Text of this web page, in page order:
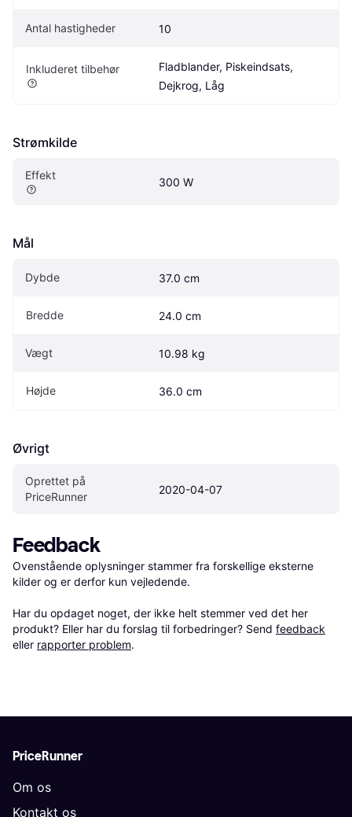
Antal hastigheder 10
Inkluderet tilbehør
Fladblander, Piskeindsats,
Dejkrog, Låg
Strømkilde
Effekt
300 W
Mål
Dybde 37.0 cm
Bredde 24.0 cm
Vægt 10.98 kg
Højde 36.0 cm
Øvrigt
Oprettet på
PriceRunner
2020-04-07
Feedback
Ovenstående oplysninger stammer fra forskellige eksterne
kilder og er derfor kun vejledende.
Har du opdaget noget, der ikke helt stemmer ved det her
produkt? Eller har du forslag til forbedringer? Send feedback
eller rapporter problem.
PriceRunner
Om os
Kontakt os